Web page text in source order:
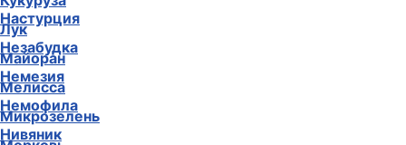
Настурция
Незабудка
Немезия
Немофила
Нивяник
Лук
Майоран
Мелисса
Микрозелень